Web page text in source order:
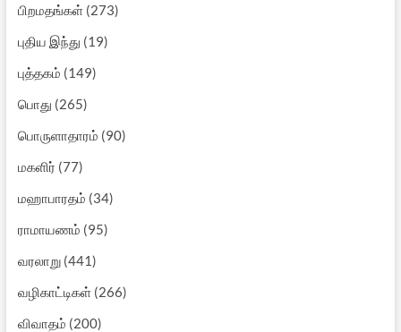
பிறமதங்கள்(273)
புதிய இந்து (19)
புத்தகம் (149)
பொது (265)
பொருளாதாரம் (90)
மகளிர் (77)
மஹாபாரதம் (34)
ராமாயணம் (95)
வரலாறு(441)
வழிகாட்டிகள்(266)
விவாதம் (200)